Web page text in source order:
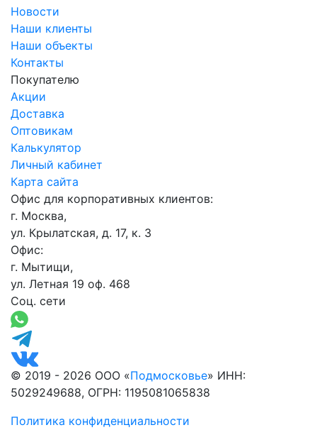
Новости
Наши клиенты
Наши объекты
Контакты
Покупателю
Акции
Доставка
Оптовикам
Калькулятор
Личный кабинет
Карта сайта
Офис для корпоративных клиентов:
г. Москва,
ул. Крылатская, д. 17, к. 3
Офис:
г. Мытищи,
ул. Летная 19 оф. 468
Соц. сети
© 2019 - 2026 ООО «Подмосковье» ИНН:
5029249688, ОГРН: 1195081065838
Политика конфиденциальности